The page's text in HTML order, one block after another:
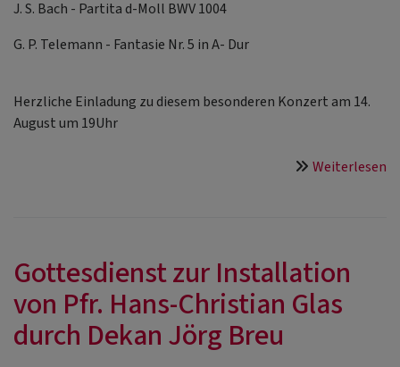
J. S. Bach - Partita d-Moll BWV 1004
G. P. Telemann - Fantasie Nr. 5 in A- Dur
Herzliche Einladung zu diesem besonderen Konzert am 14.
August um 19Uhr
Weiterlesen
Gottesdienst zur Installation
von Pfr. Hans-Christian Glas
durch Dekan Jörg Breu